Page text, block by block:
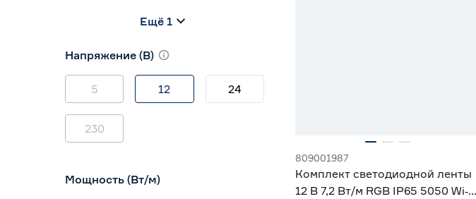
10 12
Ещё 1
Напряжение (В)
5 12 24
230
Мощность (Вт/м)
809001987
Комплект светодиодной ленты
12 В 7,2 Вт/м RGB IP65 5050 Wi‑fi